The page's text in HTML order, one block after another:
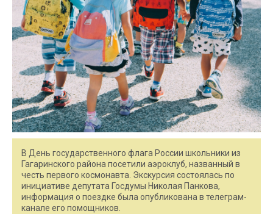
В День государственного флага России школьники из
Гагаринского района посетили аэроклуб, названный в
честь первого космонавта. Экскурсия состоялась по
инициативе депутата Госдумы Николая Панкова,
информация о поездке была опубликована в телеграм-
канале его помощников.